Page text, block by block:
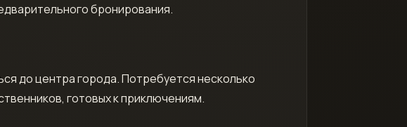
бронирования.
до центра города. Потребуется несколько
готовых к приключениям.